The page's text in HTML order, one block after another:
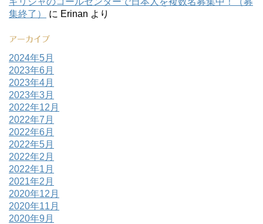
集終了）
に Erinan より
アーカイブ
2024年5月
2023年6月
2023年4月
2023年3月
2022年12月
2022年7月
2022年6月
2022年5月
2022年2月
2022年1月
2021年2月
2020年12月
2020年11月
2020年9月